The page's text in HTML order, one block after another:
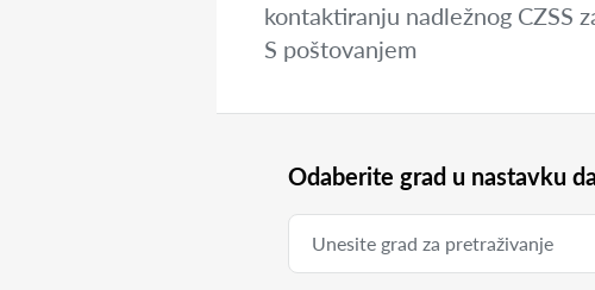
kontaktiranju nadležnog CZSS
S poštovanjem
Odaberite grad u nastavku